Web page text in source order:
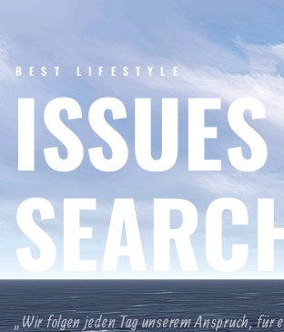
BEST LIFESTYLE
„Wir folgen jeden Tag unserem Anspruch,